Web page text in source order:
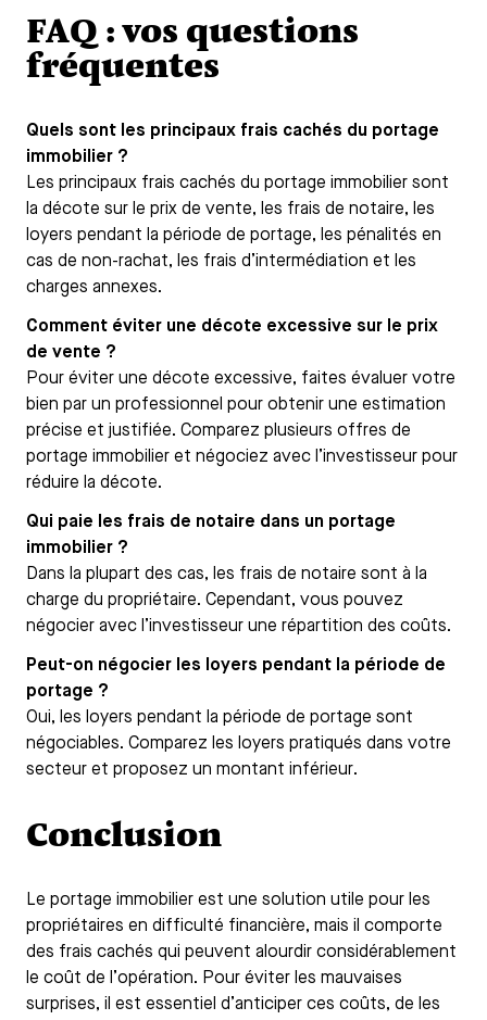
FAQ : vos questions
fréquentes
Quels sont les principaux frais cachés du portage
immobilier ?
Les principaux frais cachés du portage immobilier sont
la décote sur le prix de vente, les frais de notaire, les
loyers pendant la période de portage, les pénalités en
cas de non-rachat, les frais d’intermédiation et les
charges annexes.
Comment éviter une décote excessive sur le prix
de vente ?
Pour éviter une décote excessive, faites évaluer votre
bien par un professionnel pour obtenir une estimation
précise et justifiée. Comparez plusieurs offres de
portage immobilier et négociez avec l’investisseur pour
réduire la décote.
Qui paie les frais de notaire dans un portage
immobilier ?
Dans la plupart des cas, les frais de notaire sont à la
charge du propriétaire. Cependant, vous pouvez
négocier avec l’investisseur une répartition des coûts.
Peut-on négocier les loyers pendant la période de
portage ?
Oui, les loyers pendant la période de portage sont
négociables. Comparez les loyers pratiqués dans votre
secteur et proposez un montant inférieur.
Conclusion
Le portage immobilier est une solution utile pour les
propriétaires en difficulté financière, mais il comporte
des frais cachés qui peuvent alourdir considérablement
le coût de l’opération. Pour éviter les mauvaises
surprises, il est essentiel d’anticiper ces coûts, de les